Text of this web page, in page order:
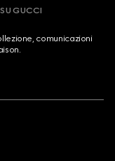
GUCCI
comunicazioni